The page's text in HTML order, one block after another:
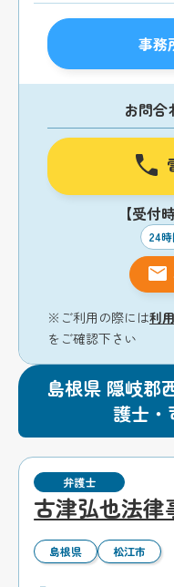
事務
お問合
【受付
24
※ご利用の際には利
をご確認下さい
島根県 隠岐郡
護士・
弁護士
古津弘也法律
島根県 松江市